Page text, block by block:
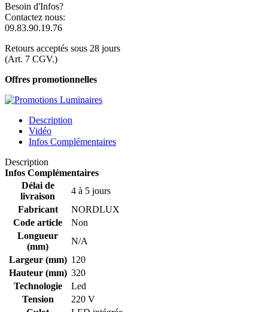
Besoin d'Infos?
Contactez nous:
09.83.90.19.76
Retours acceptés sous 28 jours
(Art. 7 CGV.)
Offres promotionnelles
Description
Vidéo
Infos Complémentaires
Description
Infos Complémentaires
Délai de
livraison
4 à 5 jours
Fabricant
NORDLUX
Code article
Non
Longueur
(mm)
N/A
Largeur (mm) 120
Hauteur (mm) 320
Technologie
Led
Tension
220 V